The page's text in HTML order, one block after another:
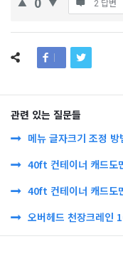
2 답변
관련 있는 질문들
메뉴 글자크기 조정 방
40ft 컨테이너 캐드도
40ft 컨테이너 캐드도
오버헤드 천장크레인